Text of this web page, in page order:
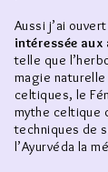
Aussi j’ai
intéressée
telle que
magie
celtiques, le
mythe celtique
techniques de
l’Ayurvéda la